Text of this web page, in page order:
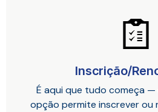
Inscrição/
É aqui que tudo começa
opção permite inscrever ou